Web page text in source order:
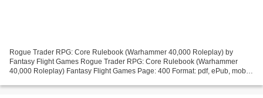
Rogue Trader RPG: Core Rulebook (Warhammer 40,000 Roleplay) by
Fantasy Flight Games Rogue Trader RPG: Core Rulebook (Warhammer
40,000 Roleplay) Fantasy Flight Games Page: 400 Format: pdf, ePub, mobi,